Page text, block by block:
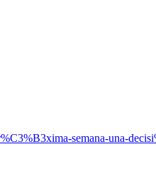
semana-una-